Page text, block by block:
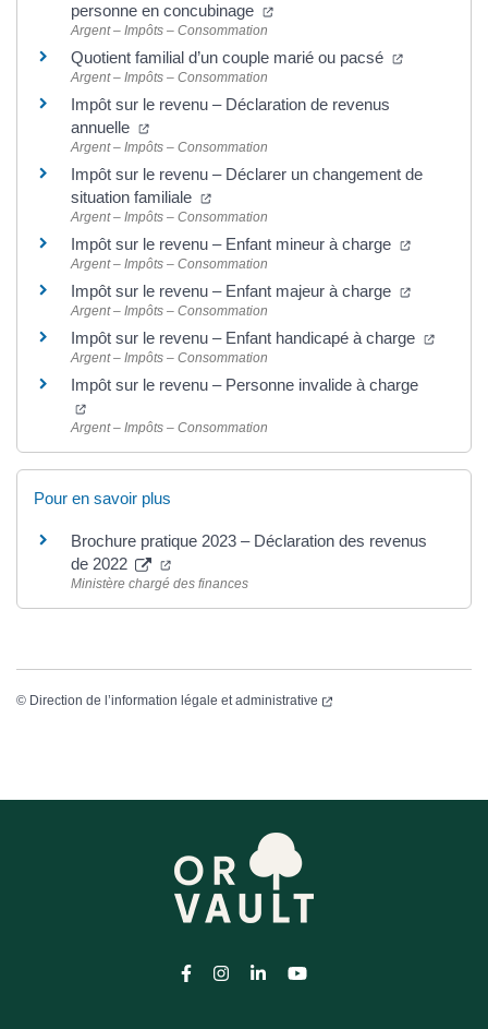
personne en concubinage
Argent – Impôts – Consommation
Quotient familial d’un couple marié ou pacsé
Argent – Impôts – Consommation
Impôt sur le revenu – Déclaration de revenus
annuelle
Argent – Impôts – Consommation
Impôt sur le revenu – Déclarer un changement de
situation familiale
Argent – Impôts – Consommation
Impôt sur le revenu – Enfant mineur à charge
Argent – Impôts – Consommation
Impôt sur le revenu – Enfant majeur à charge
Argent – Impôts – Consommation
Impôt sur le revenu – Enfant handicapé à charge
Argent – Impôts – Consommation
Impôt sur le revenu – Personne invalide à charge
Argent – Impôts – Consommation
Pour en savoir plus
Brochure pratique 2023 – Déclaration des revenus
de 2022
Ministère chargé des finances
© Direction de l’information légale et administrative
Lien vers le compte Facebook
Lien vers le compte Instagram
Lien vers le compte Linkedin
Lien vers la chaîne